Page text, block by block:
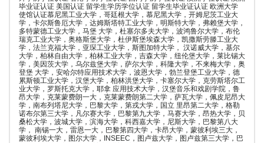
毕业证认证 美国认证 留学生学历学位认证 留学生毕业证认证 欧洲大学
使馆认证慕尼黑工业大学，哥廷根大学，慕尼黑大学，开姆尼茨工业大
学，卡尔斯鲁厄大学，达姆斯塔特工业大学，明斯特大学，弗赖堡大学，
多特蒙德工业大学，马堡 大学，杜塞尔多夫大学，波鸿鲁尔大学，布伦
瑞克工业大学，奥格斯堡大学，杜伊斯堡埃森大学，凯撒斯劳滕工业大
学，法兰克福大学，亚琛工业大学，斯图加特大学， 汉诺威大学，基尔
大学，柏林自由大学，柏林工业大学，吉森大学，纽伦堡大学，莱比锡大
学，美因茨大学，乌尔兹堡大学，萨尔大学，科隆大学，不来梅大学，奥
登堡 大学，安哈尔特应用技术大学，波恩大学，勃兰登堡工业大学，德
累斯顿工业大学，汉堡大学，柏林洪堡大学，卡塞尔大学，克劳斯塔尔工
业大学，罗斯托克大学，耶拿 应用技术大学，汉堡音乐和戏剧学院，鲁
昂大学，克莱蒙费朗一大，克莱蒙费朗第二大学，萨瓦大学，佩皮尼昂大
学，南布列塔尼大学，巴黎大学，第戎大学，国立 里昂第二大学，格勒
诺布尔第三大学，凡尔赛大学，巴黎第九大学，马赛大学，昂热大学，贝
桑松大学，波城大学，滨海大学，科西嘉大学，尼斯大学，巴黎第八大
学， 南锡一大，雷恩一大，巴黎第四大学，卡昂大学，蒙彼利埃三大，
蒙彼利埃大学，图尔大学，INSEEC，图卢兹大学，图卢兹第三大学，巴